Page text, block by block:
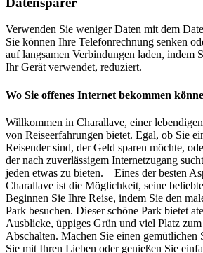
Verwenden Sie weniger Daten mit dem
Sie können Ihre Telefonrechnung senken
auf langsamen Verbindungen laden, indem
Ihr Gerät verwendet, reduziert.
Wo Sie offenes Internet bekommen
Willkommen in Charallave, einer
von Reiseerfahrungen bietet. Egal, ob Sie
Reisender sind, der Geld sparen möchte,
der nach zuverlässigem Internetzugang
jeden etwas zu bieten. Eines der besten
Charallave ist die Möglichkeit, seine
Beginnen Sie Ihre Reise, indem Sie den
Park besuchen. Dieser schöne Park bietet
Ausblicke, üppiges Grün und viel Platz
Abschalten. Machen Sie einen gemütlichen
Sie mit Ihren Lieben oder genießen Sie